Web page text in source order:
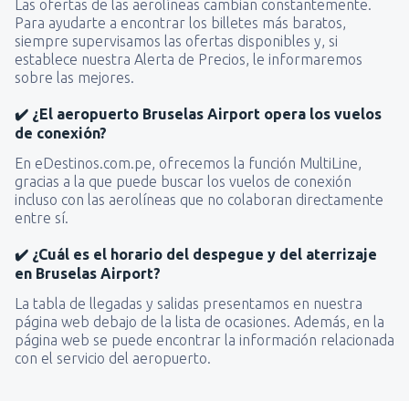
Las ofertas de las aerolíneas cambian constantemente.
Para ayudarte a encontrar los billetes más baratos,
siempre supervisamos las ofertas disponibles y, si
establece nuestra Alerta de Precios, le informaremos
sobre las mejores.
✔️ ¿El aeropuerto Bruselas Airport opera los vuelos
de conexión?
En eDestinos.com.pe, ofrecemos la función MultiLine,
gracias a la que puede buscar los vuelos de conexión
incluso con las aerolíneas que no colaboran directamente
entre sí.
✔️ ¿Cuál es el horario del despegue y del aterrizaje
en Bruselas Airport?
La tabla de llegadas y salidas presentamos en nuestra
página web debajo de la lista de ocasiones. Además, en la
página web se puede encontrar la información relacionada
con el servicio del aeropuerto.